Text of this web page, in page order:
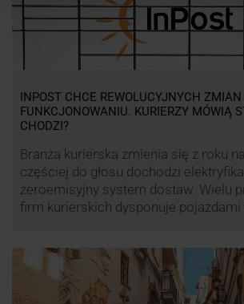
INPOST CHCE REWOLUCYJNYCH ZMIAN
FUNKCJONOWANIU. KURIERZY MÓWIĄ
CHODZI?
Branża kurierska zmienia się z roku
częściej do głosu dochodzi
zeroemisyjny system dostaw. Wielu
firm kurierskich dysponuje pojazdami
ale też sposobie rozliczania pracy
wprowadzić również InPost. To
sprzeciw pracowników …